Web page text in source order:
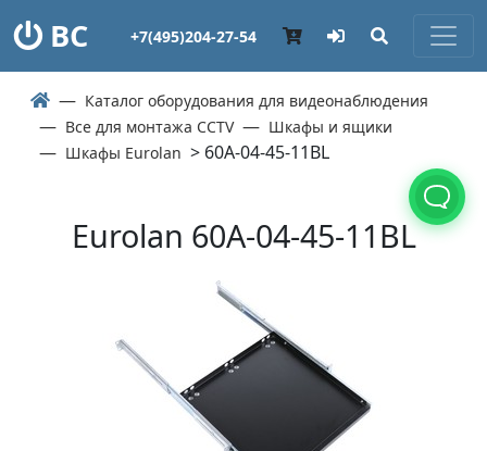
ВС +7(495)204-27-54
Каталог оборудования для видеонаблюдения
Все для монтажа CCTV
Шкафы и ящики
Шкафы Eurolan > 60A-04-45-11BL
Eurolan 60A-04-45-11BL